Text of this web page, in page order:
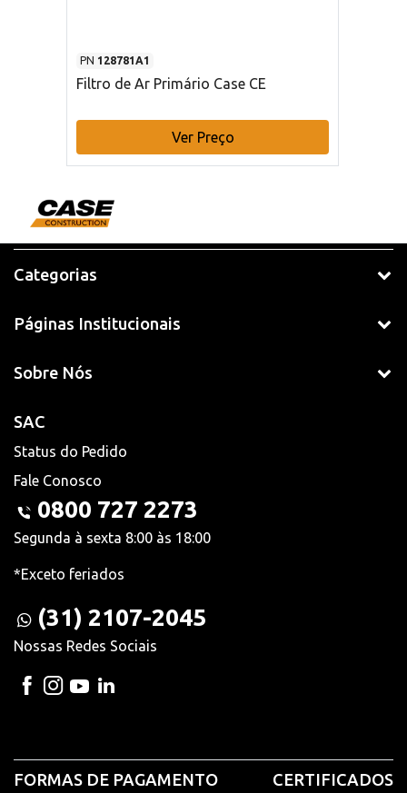
PN 128781A1
Filtro de Ar Primário Case CE
Ver Preço
Categorias
Páginas Institucionais
Sobre Nós
SAC
Status do Pedido
Fale Conosco
0800 727 2273
Segunda à sexta 8:00 às 18:00
*Exceto feriados
(31) 2107-2045
Nossas Redes Sociais
FORMAS DE PAGAMENTO CERTIFICADOS